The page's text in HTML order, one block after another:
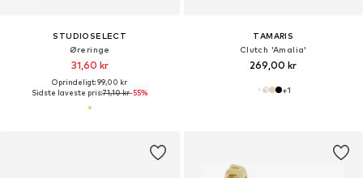
STUDIOSELECT
Øreringe
31,60 kr
Oprindeligt: 99,00 kr
Sidste laveste pris:71,10 kr-55%
TAMARIS
Clutch 'Amalia'
269,00 kr
+1